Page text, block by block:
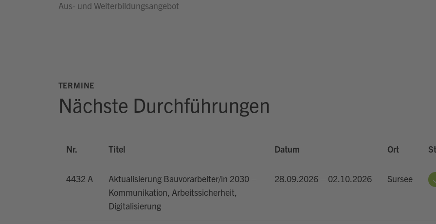
Aus- und Weiterbildungsangebot
TERMINE
Nächste Durchführungen
Nr. Titel Datum Ort
4432 A
Aktualisierung Bauvorarbeiter/in 2030 –
Kommunikation, Arbeitssicherheit,
Digitalisierung
28.09.2026 – 02.10.2026 Sursee